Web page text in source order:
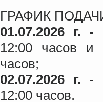
ГРАФИК
01.07.2026 г. -
12:00 часов
часов;
02.07.2026 г. -
12:00 часов.